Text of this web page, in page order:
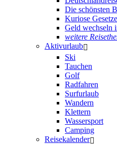
Die schönsten
Kuriose
Geld wechseln
weitere
Aktivurlaub
Ski
Tauchen
Golf
Radfahren
Surfurlaub
Wandern
Klettern
Wassersport
Camping
Reisekalender